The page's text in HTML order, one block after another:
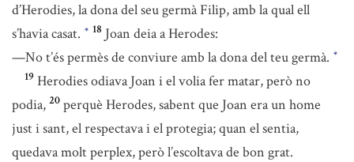
d’Herodies, la dona del seu germà Filip, amb la qual ell
s’havia casat. * 18 Joan deia a Herodes:
—No t’és permès de conviure amb la dona del teu germà. *
19 Herodies odiava Joan i el volia fer matar, però no
podia, 20 perquè Herodes, sabent que Joan era un home
just i sant, el respectava i el protegia; quan el sentia,
quedava molt perplex, però l’escoltava de bon grat.